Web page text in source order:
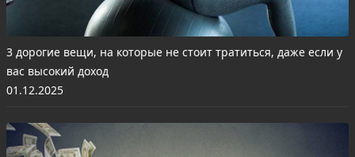
3 дорогие вещи, на которые не стоит тратиться, даже если у
вас высокий доход
01.12.2025